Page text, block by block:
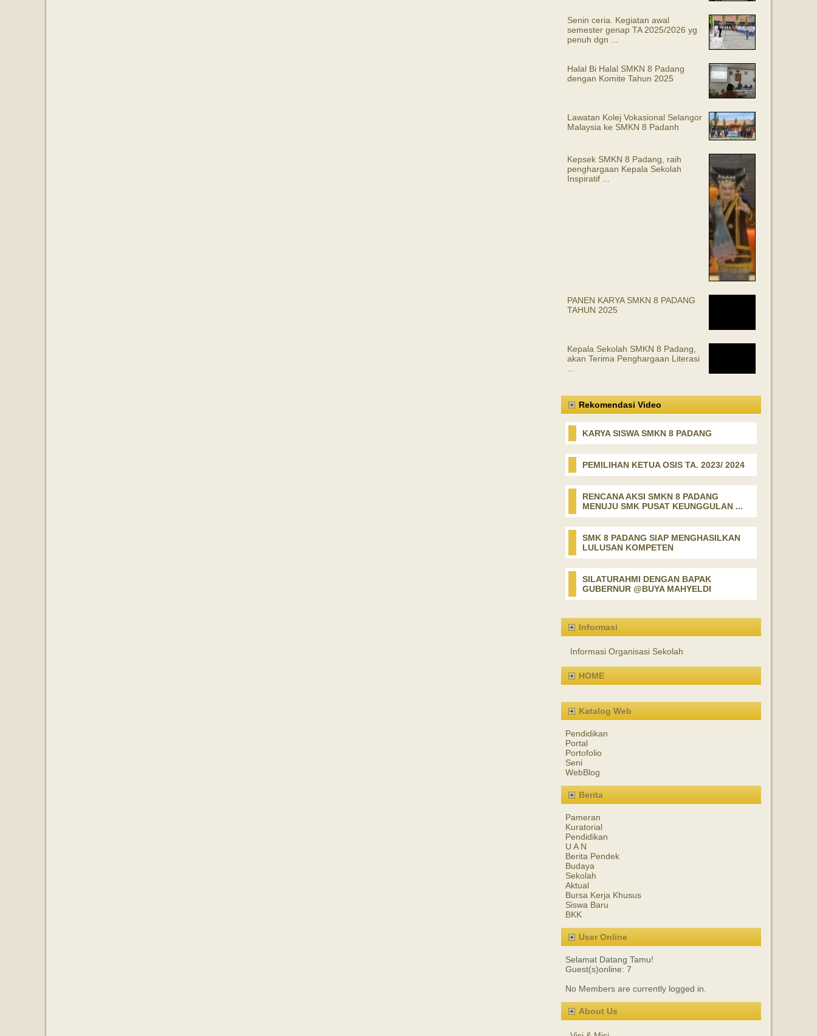
Senin ceria. Kegiatan awal
semester genap TA 2025/2026 yg
penuh dgn ...
Halal Bi Halal SMKN 8 Padang
dengan Komite Tahun 2025
Lawatan Kolej Vokasional Selangor
Malaysia ke SMKN 8 Padanh
Kepsek SMKN 8 Padang, raih
penghargaan Kepala Sekolah
Inspiratif ...
PANEN KARYA SMKN 8 PADANG
TAHUN 2025
Kepala Sekolah SMKN 8 Padang,
akan Terima Penghargaan Literasi
Rekomendasi Video
KARYA SISWA SMKN 8 PADANG
PEMILIHAN KETUA OSIS TA. 2023/ 2024
RENCANA AKSI SMKN 8 PADANG
MENUJU SMK PUSAT KEUNGGULAN ...
SMK 8 PADANG SIAP MENGHASILKAN
LULUSAN KOMPETEN
SILATURAHMI DENGAN BAPAK
GUBERNUR @BUYA MAHYELDI
Informasi
Informasi Organisasi Sekolah
HOME
Katalog Web
Pendidikan
Portal
Portofolio
Seni
WebBlog
Berita
Pameran
Kuratorial
Pendidikan
U A N
Berita Pendek
Budaya
Sekolah
Aktual
Bursa Kerja Khusus
Siswa Baru
BKK
User Online
Selamat Datang Tamu!
Guest(s)online: 7
No Members are currently logged in.
About Us